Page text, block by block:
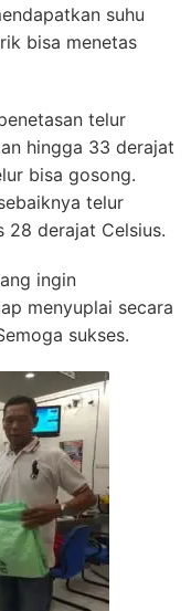
suhu
bisa menetas
telur
hingga 33 derajat
bisa gosong.
telur
28 derajat Celsius.
ingin
menyuplai secara
sukses.